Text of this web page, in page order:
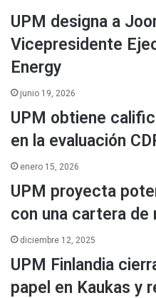
UPM designa a
Vicepresidente
Energy
junio 19, 2026
UPM obtiene
en la evaluación
enero 15, 2026
UPM proyecta
con una cartera de
diciembre 12, 2025
UPM Finlandia
papel en Kaukas y